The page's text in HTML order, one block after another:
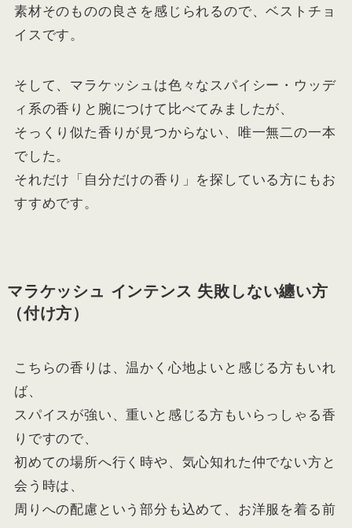
素材そのものの良さを感じられるので、ベストチョ
イスです。
そして、マラケッシュは色々なスパイシー・ウッデ
ィ系の香りと腕につけて比べてみましたが、
そっくり似た香りが見つからない、唯一無二の一本
でした。
それだけ「自分だけの香り」を探している方にもお
すすめです。
マラケッシュ インテンス 失敗しない纏い方
（付け方）
こちらの香りは、温かく心地よいと感じる方もいれ
ば、
スパイスが強い、重いと感じる方もいらっしゃる香
りですので、
初めての場所へ行く時や、気心知れた仲でない方と
会う時は、
周りへの配慮という部分も込めて、お洋服を着る前